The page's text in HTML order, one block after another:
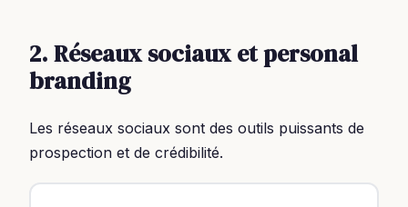
2. Réseaux sociaux et personal
branding
Les réseaux sociaux sont des outils puissants de
prospection et de crédibilité.